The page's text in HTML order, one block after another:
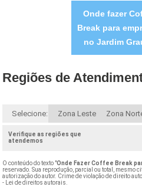
Onde fazer
Break para
no Jardim
Regiões de
Selecione: Zona Leste Zona
Verifique as regiões que
atendemos
O conteúdo do texto "Onde Fazer Coffee Break
reservado. Sua reprodução, parcial ou total, mesmo
autorização do autor. Crime de violação de direito
- Lei de direitos autorais